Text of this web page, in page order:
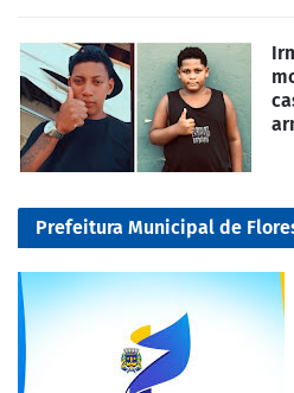
Prefeitura Municipal de